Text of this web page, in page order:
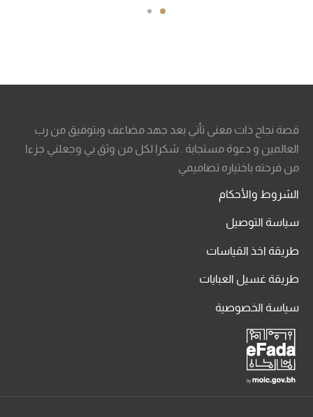
قصة نجاح ذات معنى تأتي بعد جهد مضاعف وبتوفيق من رب
العالمين و دعوة مستجابة . شكرا لكل من وثق بي وجعلني جزءا
من فرحته باختياره تصاميمي
الشروط والأحكام
سياسة التوصيل
طريقة اخذ القياسات
طريقة غسيل العبايات
سياسة الخصوصية